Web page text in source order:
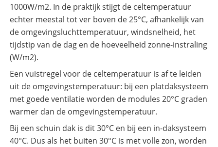
1000W/m2. In de praktijk stijgt de celtemperatuur
echter meestal tot ver boven de 25°C, afhankelijk van
de omgevingsluchttemperatuur, windsnelheid, het
tijdstip van de dag en de hoeveelheid zonne-instraling
(W/m2).
Een vuistregel voor de celtemperatuur is af te leiden
uit de omgevingstemperatuur: bij een platdaksysteem
met goede ventilatie worden de modules 20°C graden
warmer dan de omgevingstemperatuur.
Bij een schuin dak is dit 30°C en bij een in-daksysteem
40°C. Dus als het buiten 30°C is met volle zon, worden